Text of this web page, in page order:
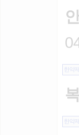
한약
한약